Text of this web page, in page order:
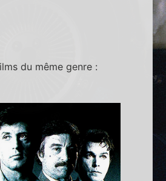
du même genre :